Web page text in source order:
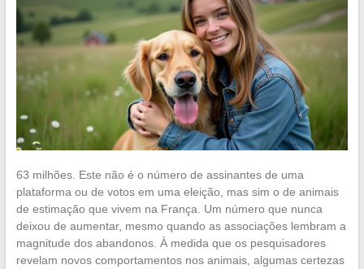
63 milhões. Este não é o número de assinantes de uma
plataforma ou de votos em uma eleição, mas sim o de animais
de estimação que vivem na França. Um número que nunca
deixou de aumentar, mesmo quando as associações lembram a
magnitude dos abandonos. À medida que os pesquisadores
revelam novos comportamentos nos animais, algumas certezas